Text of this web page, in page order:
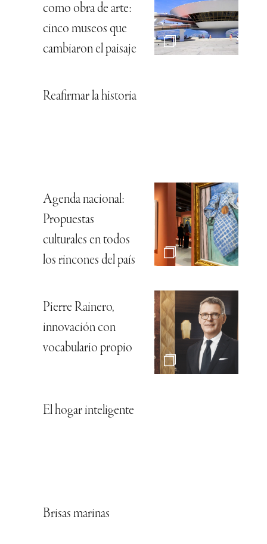
como obra de arte:
cinco museos que
cambiaron el paisaje
Reafirmar la historia
Agenda nacional:
Propuestas
culturales en todos
los rincones del país
Pierre Rainero,
innovación con
vocabulario propio
El hogar inteligente
Brisas marinas